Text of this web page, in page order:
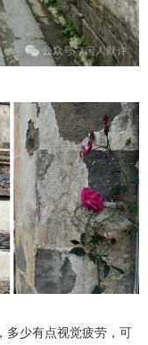
多少有点视觉疲劳，可